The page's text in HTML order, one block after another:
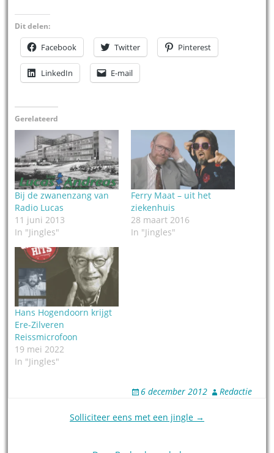
Dit delen:
Facebook Twitter Pinterest
LinkedIn E-mail
Gerelateerd
Bij de zwanenzang van
Radio Lucas
11 juni 2013
In "Jingles"
Ferry Maat – uit het
ziekenhuis
28 maart 2016
In "Jingles"
Hans Hogendoorn krijgt
Ere-Zilveren
Reissmicrofoon
19 mei 2022
In "Jingles"
6 december 2012 Redactie
Solliciteer eens met een jingle →